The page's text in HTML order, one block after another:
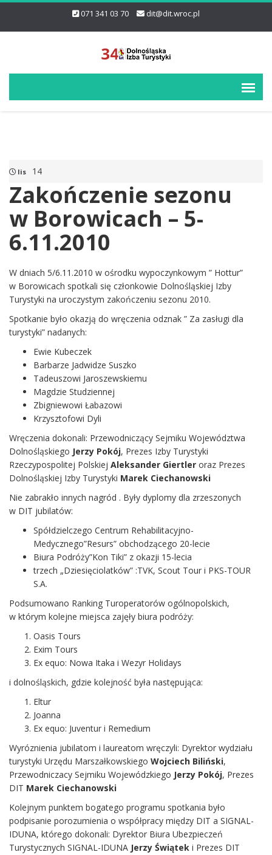
071 341 03 70 dit@dit.wroc.pl
lis 14
Zakończenie sezonu
w Borowicach – 5-
6.11.2010
W dniach 5/6.11.2010 w ośrodku wypoczynkowym ” Hottur”
w Borowicach spotkali się członkowie Dolnośląskiej Izby
Turystyki na uroczystym zakończeniu sezonu 2010.
Spotkanie było okazją do wręczenia odznak ” Za zasługi dla
turystyki” nadanych:
Ewie Kubeczek
Barbarze Jadwidze Suszko
Tadeuszowi Jaroszewskiemu
Magdzie Studziennej
Zbigniewowi Łabazowi
Krzysztofowi Dyli
Wręczenia dokonali: Przewodniczący Sejmiku Województwa
Dolnośląskiego Jerzy Pokój, Prezes Izby Turystyki
Rzeczypospolitej Polskiej Aleksander Giertler oraz Prezes
Dolnośląskiej Izby Turystyki Marek Ciechanowski
Nie zabrakło innych nagród . Były dyplomy dla zrzeszonych
w DIT jubilatów:
Spółdzielczego Centrum Rehabilitacyjno-
Medycznego”Resurs” obchodzącego 20-lecie
Biura Podróży”Kon Tiki” z okazji 15-lecia
trzech „Dziesięciolatków” :TVK, Scout Tour i PKS-TOUR
S.A.
Podsumowano Ranking Turoperatorów ogólnopolskich,
w którym kolejne miejsca zajęły biura podróży:
Oasis Tours
Exim Tours
Ex equo: Nowa Itaka i Wezyr Holidays
i dolnośląskich, gdzie kolejność była następująca:
Eltur
Joanna
Ex equo: Juventur i Remedium
Wyróznienia jubilatom i laureatom wręczyli: Dyrektor wydziału
turystyki Urzędu Marszałkowskiego Wojciech Biliński,
Przewodniczacy Sejmiku Wojewódzkiego Jerzy Pokój, Prezes
DIT Marek Ciechanowski
Kolejnym punktem bogatego programu spotkania było
podpisanie porozumienia o współpracy między DIT a SIGNAL-
IDUNA, którego dokonali: Dyrektor Biura Ubezpieczeń
Turystycznych SIGNAL-IDUNA Jerzy Świątek i Prezes DIT